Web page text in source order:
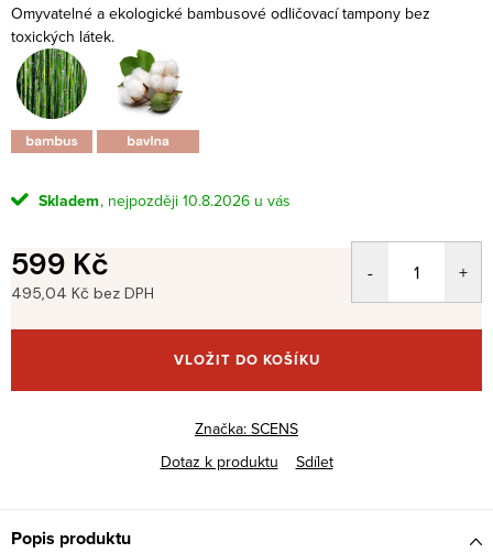
Omyvatelné a ekologické bambusové odličovací tampony bez
toxických látek.
Skladem 10.8.2026
599 Kč
495,04 Kč bez DPH
cena:
VLOŽIT DO KOŠÍKU
Značka: SCENS
Dotaz k produktu
Sdílet
Popis produktu